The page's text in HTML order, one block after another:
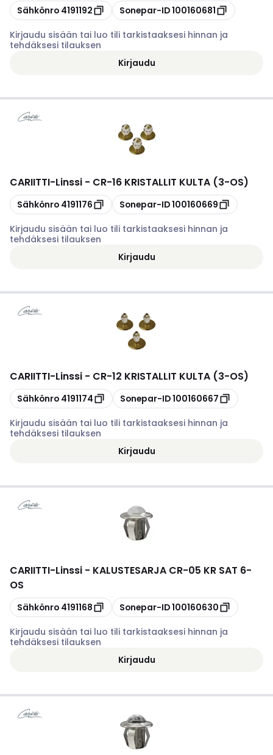
Kopioi
Sähkönro 4191192 Kopioi
Sonepar-ID100160681
Kirjaudu sisään tai luo tili tarkistaaksesi hinnan ja
tehdäksesi tilauksen
Kirjaudu
CARIITTI-Linssi - CR-16 KRISTALLIT KULTA (3-OS)
Kopioi
Sähkönro 4191176 Kopioi
Sonepar-ID100160669
Kirjaudu sisään tai luo tili tarkistaaksesi hinnan ja
tehdäksesi tilauksen
Kirjaudu
CARIITTI-Linssi - CR-12 KRISTALLIT KULTA (3-OS)
Kopioi
Sähkönro 4191174 Kopioi
Sonepar-ID100160667
Kirjaudu sisään tai luo tili tarkistaaksesi hinnan ja
tehdäksesi tilauksen
Kirjaudu
CARIITTI-Linssi - KALUSTESARJA CR-05 KR SAT 6-
OS
Kopioi
Sähkönro 4191168 Kopioi
Sonepar-ID100160630
Kirjaudu sisään tai luo tili tarkistaaksesi hinnan ja
tehdäksesi tilauksen
Kirjaudu